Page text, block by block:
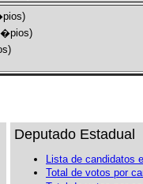
Deputado Estadual
Lista de candidatos
Total de votos por